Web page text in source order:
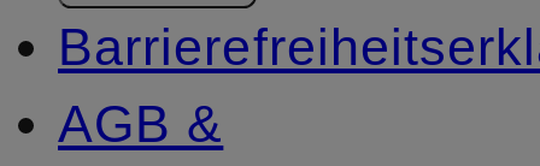
AGB &